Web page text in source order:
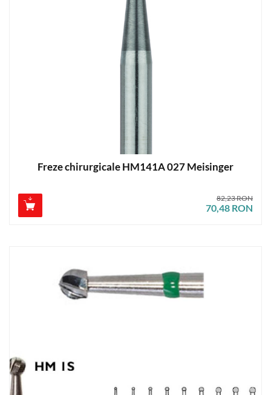
Freze chirurgicale HM141A 027 Meisinger
70,48 RON
82,23 RON